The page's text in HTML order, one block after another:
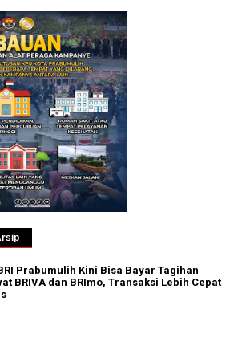
Prabumulih Kini Bisa Bayar Tagihan
BRIVA dan BRImo, Transaksi Lebih Cepat